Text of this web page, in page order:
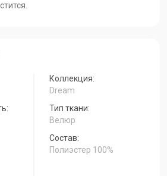
Коллекция:
Dream
Тип ткани:
Велюр
Состав:
Полиэстер 100%